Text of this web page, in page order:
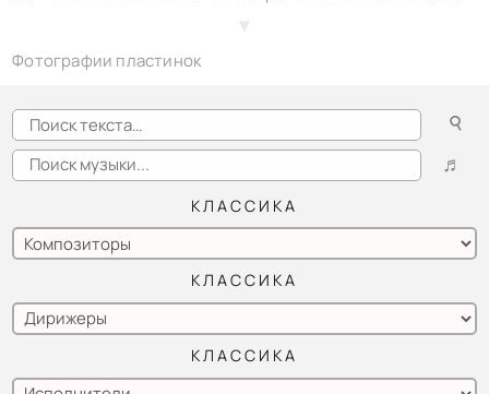
Arrigo Boito - «Ballada with wistling - I am that spirit» из оперы «Mefistofele», Adamo Didur - вокал, shellac Fonotipia Milano No. 92226. 1908,
Фотографии пластинок
☌
♬
КЛАССИКА
КЛАССИКА
КЛАССИКА